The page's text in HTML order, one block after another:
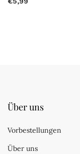
Über uns
Vorbestellungen
Über uns